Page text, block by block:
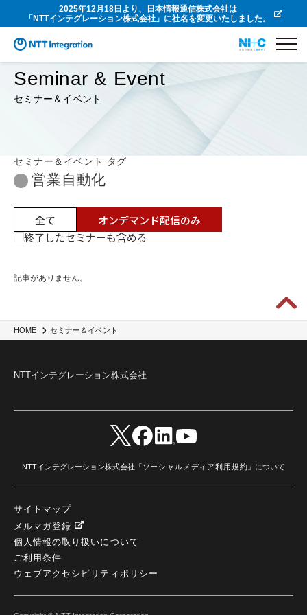
2025年12月18日より、日本情報通信株式会社は
「NTTインテグレーション株式会社」に社名を変更いたしました。
Seminar & Event
セミナー＆イベント
HOME セミナー＆イベント
セミナー＆イベント タグ
営業自動化
全て
オンデマンド配信のみ
終了したセミナーも含める
記事がありません。
NTTインテグレーション株式会社
NTTインテグレーション株式会社「ソーシャルメディア利用規約 」について
サイトマップ
メルマガ登録
個人情報の取り扱いについて
ご利用条件
ウェブアクセシビリティポリシー